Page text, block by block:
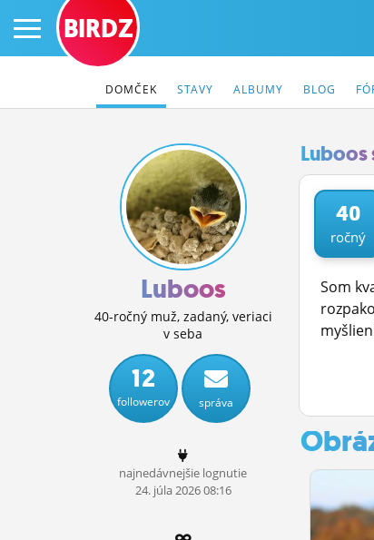
PRIHLÁS SA
ČINŽIAK
STATUSY
BLOGY
OBRÁZKY
ĽUDIA
MÔJ PROFIL
NASTAVENIA
BIRDZ
DOMČEK STAVY ALBUMY BLOG
Luboos
40-ročný muž, zadaný, veriaci
v seba
12
followerov správa
najnedávnejšie lognutie
24. júla2026 08:16
Luboos
40
ročný
Som